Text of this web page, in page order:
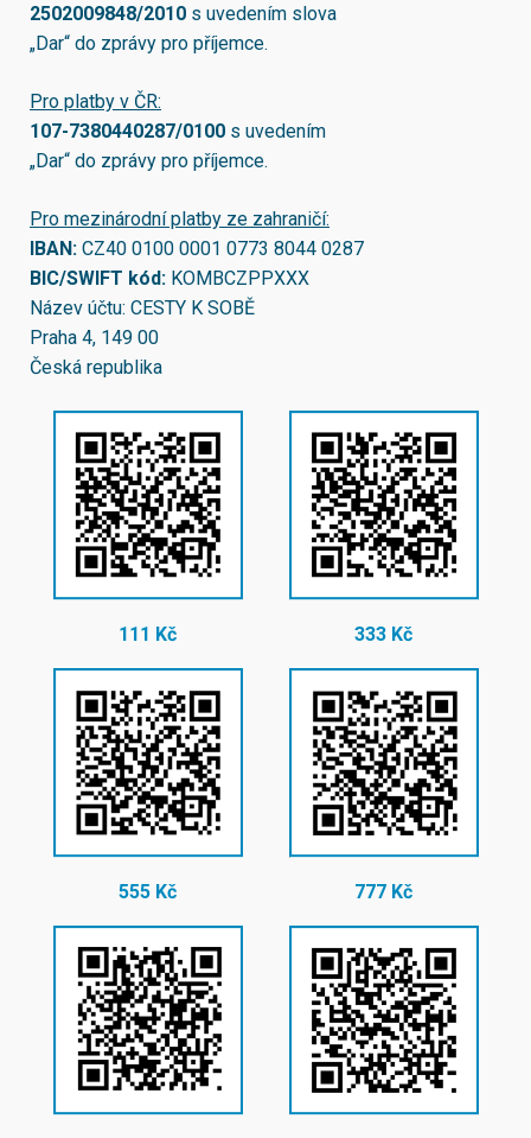
2502009848/2010 s uvedením slova
„Dar“ do zprávy pro příjemce.
Pro platby v ČR:
107-7380440287/0100 s uvedením
„Dar“ do zprávy pro příjemce.
Pro mezinárodní platby ze zahraničí:
IBAN: CZ40 0100 0001 0773 8044 0287
BIC/SWIFT kód: KOMBCZPPXXX
Název účtu: CESTY K SOBĚ
Praha 4, 149 00
Česká republika
111 Kč 333 Kč
555 Kč 777 Kč